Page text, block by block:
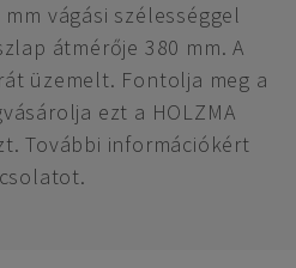
vágási szélességgel
átmérője 380 mm. A
üzemelt. Fontolja meg a
ezt a HOLZMA
További információkért